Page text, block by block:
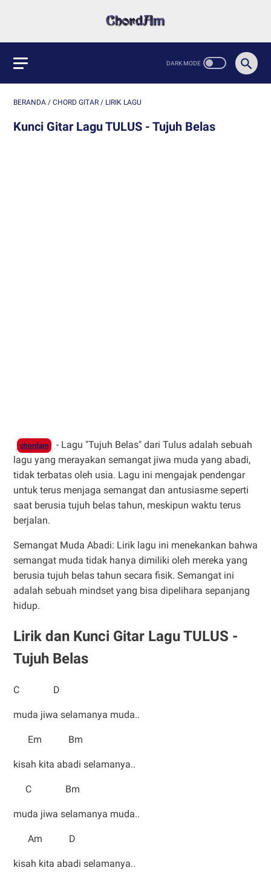
BERANDA / CHORD GITAR / LIRIK LAGU
Kunci Gitar Lagu TULUS - Tujuh Belas
chordam
- Lagu "Tujuh Belas" dari Tulus adalah sebuah
lagu yang merayakan semangat jiwa muda yang abadi,
tidak terbatas oleh usia. Lagu ini mengajak pendengar
untuk terus menjaga semangat dan antusiasme seperti
saat berusia tujuh belas tahun, meskipun waktu terus
berjalan.
Semangat Muda Abadi: Lirik lagu ini menekankan bahwa
semangat muda tidak hanya dimiliki oleh mereka yang
berusia tujuh belas tahun secara fisik. Semangat ini
adalah sebuah mindset yang bisa dipelihara sepanjang
hidup.
Lirik dan Kunci Gitar Lagu TULUS -
Tujuh Belas
C D
muda jiwa selamanya muda..
Em Bm
kisah kita abadi selamanya..
C Bm
muda jiwa selamanya muda..
Am D
kisah kita abadi selamanya..